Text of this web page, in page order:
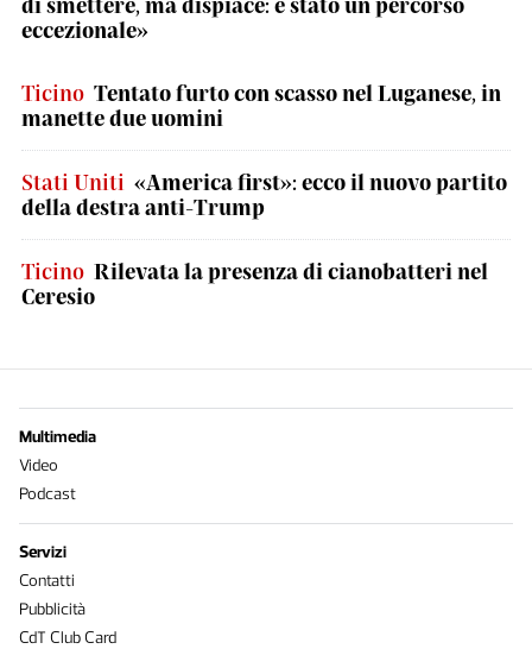
eccezionale»
Ticino Tentato furto con scasso nel Luganese, in
manette due uomini
Stati Uniti «America first»: ecco il nuovo partito
della destra anti-Trump
Ticino Rilevata la presenza di cianobatteri nel
Ceresio
Multimedia
Video
Podcast
Servizi
Contatti
Pubblicità
CdT Club Card